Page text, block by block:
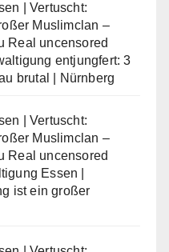
| Vertuscht:
Muslimclan –
Real uncensored
entjungfert: 3
brutal | Nürnberg
| Vertuscht:
Muslimclan –
Real uncensored
Essen |
ist ein großer